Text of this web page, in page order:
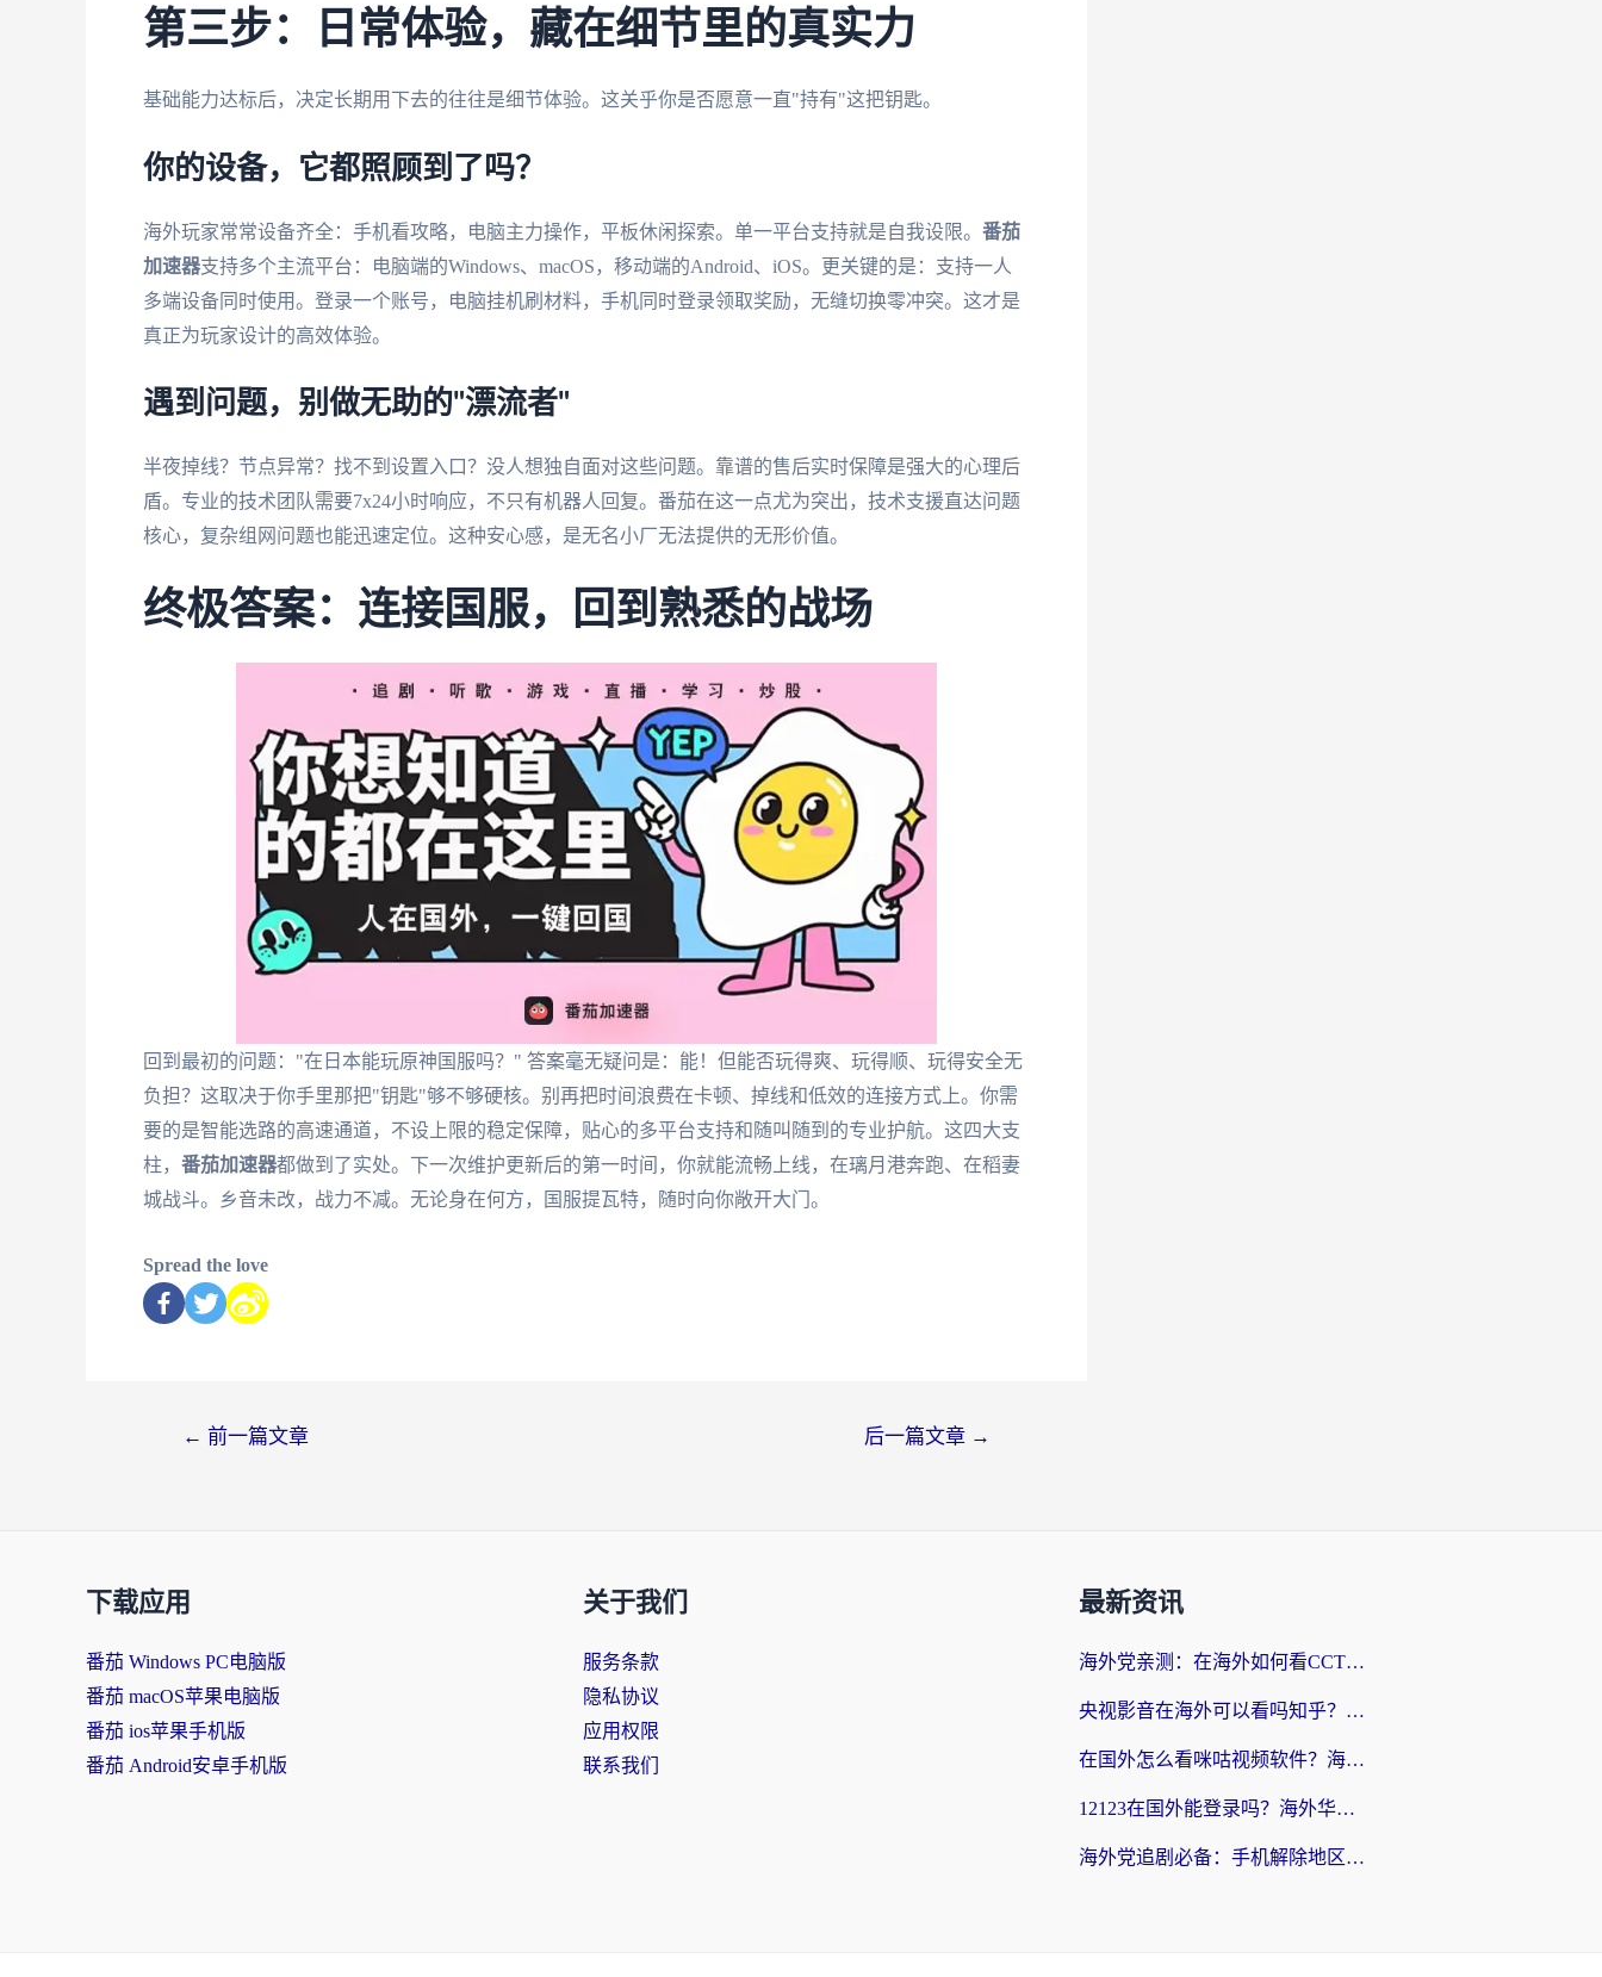
第三步：日常体验，藏在细节里的真实力
基础能力达标后，决定长期用下去的往往是细节体验。这关乎你是否愿意一直"持有"这把钥匙。
你的设备，它都照顾到了吗？
海外玩家常常设备齐全：手机看攻略，电脑主力操作，平板休闲探索。单一平台支持就是自我设限。 番茄
加速器支持多个主流平台：电脑端的Windows、macOS，移动端的Android、iOS。更关键的是：支持一人
多端设备同时使用。登录一个账号，电脑挂机刷材料，手机同时登录领取奖励，无缝切换零冲突。这才是
真正为玩家设计的高效体验。
遇到问题，别做无助的"漂流者"
半夜掉线？节点异常？找不到设置入口？没人想独自面对这些问题。靠谱的售后实时保障是强大的心理后
盾。专业的技术团队需要7x24小时响应，不只有机器人回复。番茄在这一点尤为突出，技术支援直达问题
核心，复杂组网问题也能迅速定位。这种安心感，是无名小厂无法提供的无形价值。
终极答案：连接国服，回到熟悉的战场
回到最初的问题："在日本能玩原神国服吗？" 答案毫无疑问是：能！但能否玩得爽、玩得顺、玩得安全无
负担？这取决于你手里那把"钥匙"够不够硬核。别再把时间浪费在卡顿、掉线和低效的连接方式上。你需
要的是智能选路的高速通道，不设上限的稳定保障，贴心的多平台支持和随叫随到的专业护航。这四大支
柱， 番茄加速器都做到了实处。下一次维护更新后的第一时间，你就能流畅上线，在璃月港奔跑、在稻妻
城战斗。乡音未改，战力不减。无论身在何方，国服提瓦特，随时向你敞开大门。
Spread the love
← 前一篇文章 后一篇文章 →
下载应用
番茄 Windows PC电脑版
番茄 macOS苹果电脑版
番茄 ios苹果手机版
番茄 Android安卓手机版
关于我们
服务条款
隐私协议
应用权限
联系我们
最新资讯
海外党亲测：在海外如何看CCTV？告别“仅限大陆播放”的实用指南
央视影音在海外可以看吗知乎？留学生亲测：3步解决地域限制+追剧自由
在国外怎么看咪咕视频软件？海外党亲测有效的回国加速方案
12123在国外能登录吗？海外华人必看的回国加速实用指南
海外党追剧必备：手机解除地区限制app怎么选？解决央视视频&国内剧地区限制全指南